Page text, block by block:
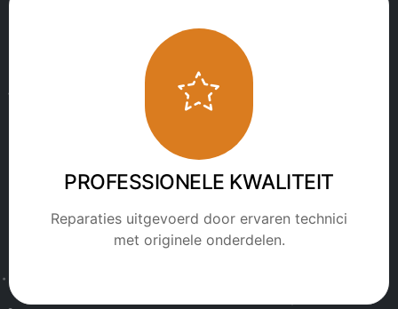
PROFESSIONELE KWALITEIT
Reparaties uitgevoerd door ervaren technici
met originele onderdelen.